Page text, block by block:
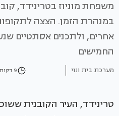
משפחת מוניוז בטרינידד,
במנהרת הזמן. הצצה
אחרים, ולתכנים אסתטיים
החמישים
מערכת בית ונוי 9 דקות קריאה
טרינידד, העיר הקובנית